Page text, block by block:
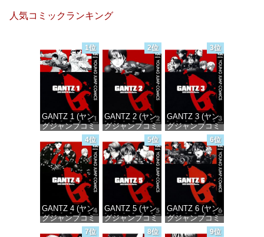
人気コミックランキング
1位
GANTZ 1 (ヤン
グジャンプコミ
ックスDIGITAL)
価格：¥100
2位
GANTZ 2 (ヤン
グジャンプコミ
ックスDIGITAL)
価格：¥100
3位
GANTZ 3 (ヤン
グジャンプコミ
ックスDIGITAL)
価格：¥100
4位
GANTZ 4 (ヤン
グジャンプコミ
ックスDIGITAL)
5位
GANTZ 5 (ヤン
グジャンプコミ
ックスDIGITAL)
6位
GANTZ 6 (ヤン
グジャンプコミ
ックスDIGITAL)
7位 8位 9位